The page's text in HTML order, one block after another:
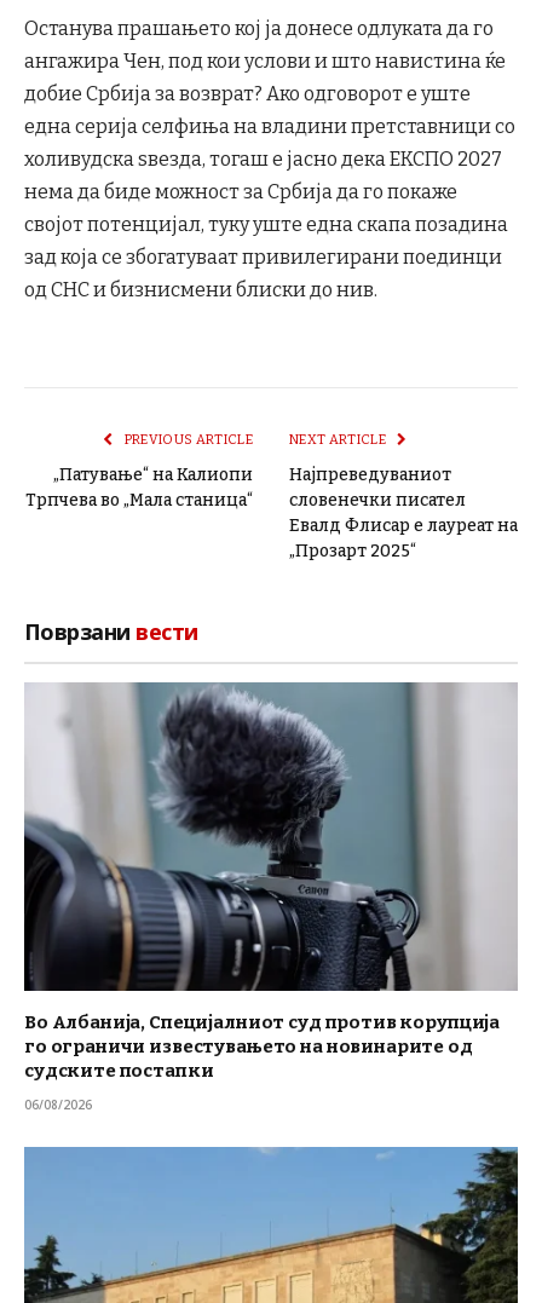
Останува прашањето кој ја донесе одлуката да го
ангажира Чен, под кои услови и што навистина ќе
добие Србија за возврат? Ако одговорот е уште
една серија селфиња на владини претставници со
холивудска ѕвезда, тогаш е јасно дека ЕКСПО 2027
нема да биде можност за Србија да го покаже
својот потенцијал, туку уште една скапа позадина
зад која се збогатуваат привилегирани поединци
од СНС и бизнисмени блиски до нив.
PREVIOUS ARTICLE
„Патување“ на Калиопи
Трпчева во „Мала станица“
NEXT ARTICLE
Најпреведуваниот
словенечки писател
Евалд Флисар е лауреат на
„Прозарт 2025“
Поврзани вести
Во Албанија, Специјалниот суд против корупција
го ограничи известувањето на новинарите од
судските постапки
06/08/2026